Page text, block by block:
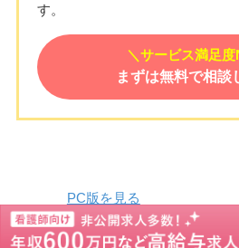
す。
＼サービス満足
まずは無料で相談
PC版を見る
Copyright © 2014-2026看護師キャリアア